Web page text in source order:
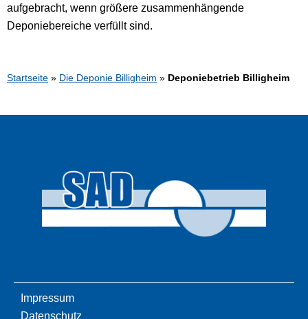
aufgebracht, wenn größere zusammenhängende
Deponiebereiche verfüllt sind.
Startseite » Die Deponie Billigheim » Deponiebetrieb Billigheim
Impressum
Datenschutz